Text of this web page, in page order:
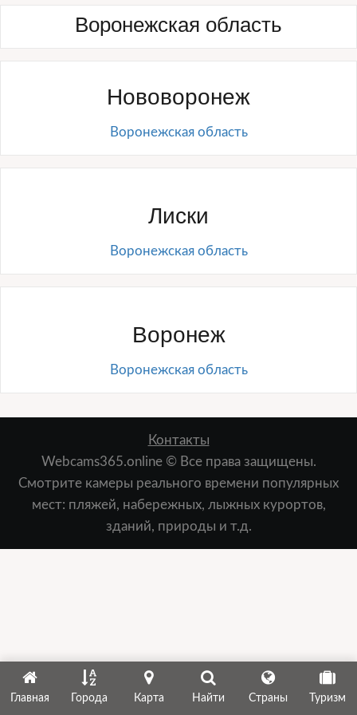
Воронежская область
Нововоронеж
Воронежская область
Лиски
Воронежская область
Воронеж
Воронежская область
Контакты
Webcams365.online © Все права защищены.
Смотрите камеры реального времени популярных
мест: пляжей, набережных, лыжных курортов,
зданий, природы и т.д.
Главная Города Карта Найти Страны Туризм